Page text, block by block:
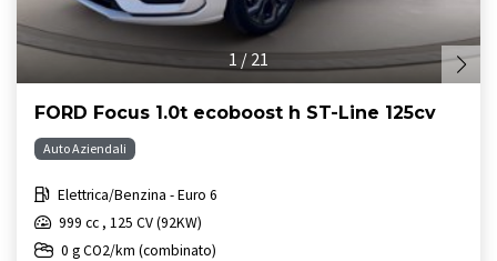
1 / 21
FORD Focus 1.0t ecoboost h ST-Line 125cv
Auto Aziendali
Elettrica/Benzina - Euro 6
999 cc , 125 CV (92KW)
0 g CO2/km (combinato)